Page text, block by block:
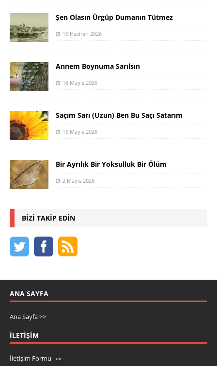
Şen Olasın Ürgüp Dumanın Tütmez
16 Haziran 2026
Annem Boynuma Sarılsın
18 Mayıs 2026
Saçım Sarı (Uzun) Ben Bu Saçı Satarım
15 Mayıs 2026
Bir Ayrılık Bir Yoksulluk Bir Ölüm
2 Mayıs 2026
BIZI TAKIP EDIN
ANA SAYFA
Ana Sayfa >>
İLETIŞIM
İletişim Formu »»